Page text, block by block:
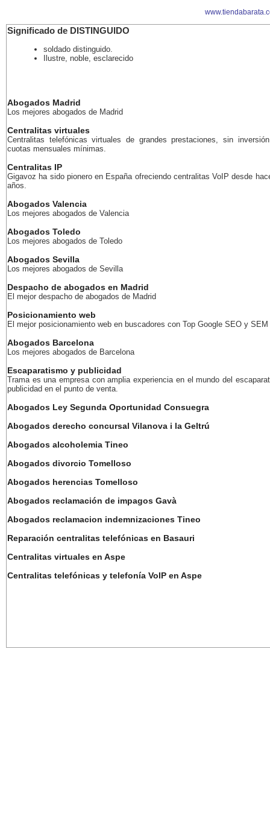
Significado de DISTINGUIDO
soldado distinguido.
Ilustre, noble, esclarecido
Abogados Madrid
Los mejores abogados de Madrid
Centralitas virtuales
Centralitas telefónicas virtuales de grandes prestaciones, sin
cuotas mensuales mínimas.
Centralitas IP
Gigavoz ha sido pionero en España ofreciendo centralitas VoIP desde
años.
Abogados Valencia
Los mejores abogados de Valencia
Abogados Toledo
Los mejores abogados de Toledo
Abogados Sevilla
Los mejores abogados de Sevilla
Despacho de abogados en Madrid
El mejor despacho de abogados de Madrid
Posicionamiento web
El mejor posicionamiento web en buscadores con Top Google SEO y SEM
Abogados Barcelona
Los mejores abogados de Barcelona
Escaparatismo y publicidad
Trama es una empresa con amplia experiencia en el mundo del
publicidad en el punto de venta.
Abogados Ley Segunda Oportunidad Consuegra
Abogados derecho concursal Vilanova i la Geltrú
Abogados alcoholemia Tineo
Abogados divorcio Tomelloso
Abogados herencias Tomelloso
Abogados reclamación de impagos Gavà
Abogados reclamacion indemnizaciones Tineo
Reparación centralitas telefónicas en Basauri
Centralitas virtuales en Aspe
Centralitas telefónicas y telefonía VoIP en Aspe